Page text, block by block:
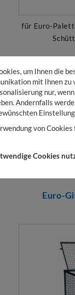
für Euro-
ab
(exkl.
Euro-
um Ihnen die
mit Ihnen
nur,
Andernfalls
von Cookies
Cookies